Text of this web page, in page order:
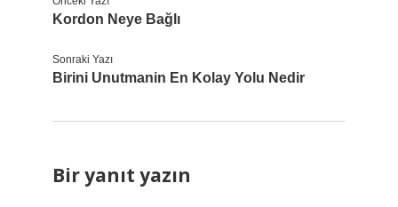
Kordon Neye Bağlı
Sonraki Yazı
Birini Unutmanin En Kolay Yolu Nedir
Bir yanıt yazın